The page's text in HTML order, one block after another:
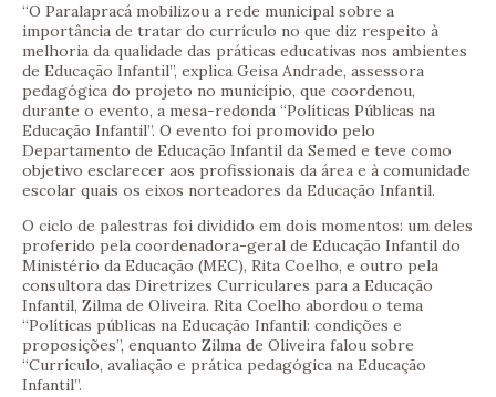
“O Paralapracá mobilizou a rede municipal sobre a
importância de tratar do currículo no que diz respeito à
melhoria da qualidade das práticas educativas nos ambientes
de Educação Infantil”, explica Geisa Andrade, assessora
pedagógica do projeto no município, que coordenou,
durante o evento, a mesa-redonda “Políticas Públicas na
Educação Infantil”. O evento foi promovido pelo
Departamento de Educação Infantil da Semed e teve como
objetivo esclarecer aos profissionais da área e à comunidade
escolar quais os eixos norteadores da Educação Infantil.
O ciclo de palestras foi dividido em dois momentos: um deles
proferido pela coordenadora-geral de Educação Infantil do
Ministério da Educação (MEC), Rita Coelho, e outro pela
consultora das Diretrizes Curriculares para a Educação
Infantil, Zilma de Oliveira. Rita Coelho abordou o tema
“Políticas públicas na Educação Infantil: condições e
proposições”, enquanto Zilma de Oliveira falou sobre
“Currículo, avaliação e prática pedagógica na Educação
Infantil”.